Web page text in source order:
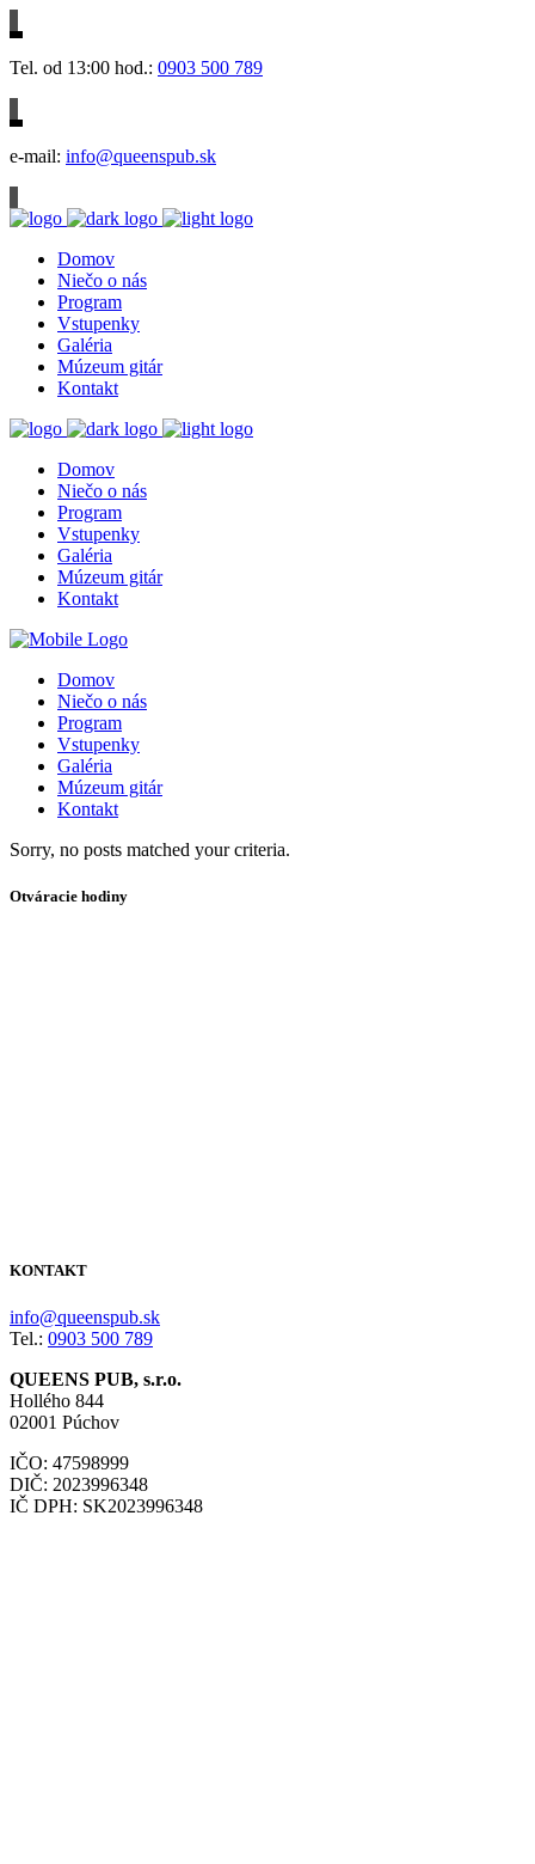
Tel. od 13:00 hod.: 0903 500 789
e-mail: info@queenspub.sk
Domov
Niečo o nás
Program
Vstupenky
Galéria
Múzeum gitár
Kontakt
Domov
Niečo o nás
Program
Vstupenky
Galéria
Múzeum gitár
Kontakt
Domov
Niečo o nás
Program
Vstupenky
Galéria
Múzeum gitár
Kontakt
Sorry, no posts matched your criteria.
Otváracie hodiny
KONTAKT
info@queenspub.sk
Tel.: 0903 500 789
QUEENS PUB, s.r.o.
Hollého 844
02001 Púchov
IČO: 47598999
DIČ: 2023996348
IČ DPH: SK2023996348